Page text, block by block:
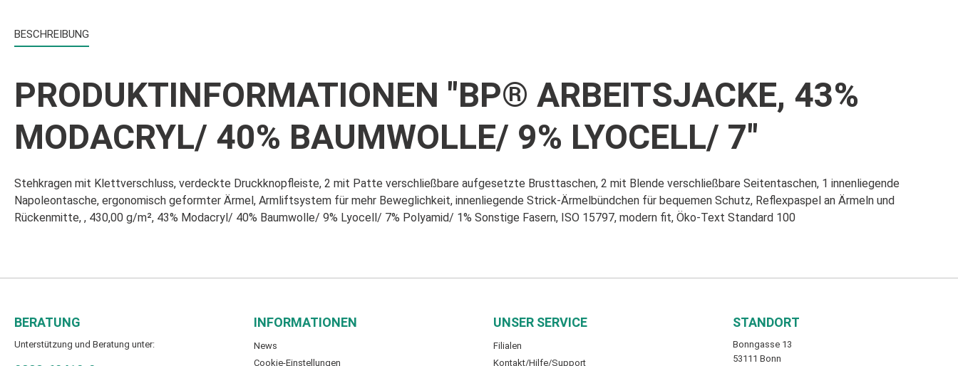
BESCHREIBUNG
PRODUKTINFORMATIONEN "BP® ARBEITSJACKE, 43%
MODACRYL/ 40% BAUMWOLLE/ 9% LYOCELL/ 7"
Stehkragen mit Klettverschluss, verdeckte Druckknopfleiste, 2 mit Patte verschließbare aufgesetzte Brusttaschen, 2 mit Blende verschließbare Seitentaschen, 1 innenliegende
Napoleontasche, ergonomisch geformter Ärmel, Armliftsystem für mehr Beweglichkeit, innenliegende Strick-Ärmelbündchen für bequemen Schutz, Reflexpaspel an Ärmeln und
Rückenmitte, , 430,00 g/m², 43% Modacryl/ 40% Baumwolle/ 9% Lyocell/ 7% Polyamid/ 1% Sonstige Fasern, ISO 15797, modern fit, Öko-Text Standard 100
BERATUNG
Unterstützung und Beratung unter:
INFORMATIONEN
News
Cookie-Einstellungen
UNSER SERVICE
Filialen
Kontakt/Hilfe/Support
STANDORT
Bonngasse 13
53111 Bonn